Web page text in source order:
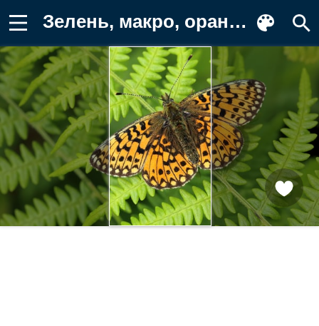
Зелень, макро, оранжевый, растение Фотография